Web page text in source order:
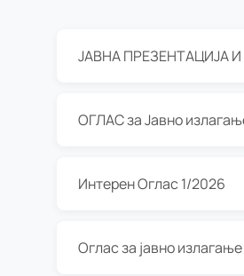
Интерен Оглас 1/2026
Оглас за јавно